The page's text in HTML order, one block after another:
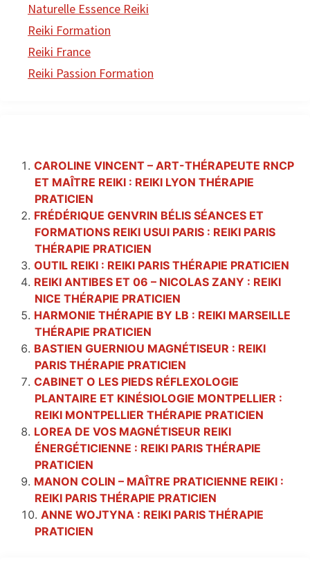
Naturelle Essence Reiki
Reiki Formation
Reiki France
Reiki Passion Formation
CAROLINE VINCENT – ART-THÉRAPEUTE RNCP
ET MAÎTRE REIKI : REIKI LYON THÉRAPIE
PRATICIEN
FRÉDÉRIQUE GENVRIN BÉLIS SÉANCES ET
FORMATIONS REIKI USUI PARIS : REIKI PARIS
THÉRAPIE PRATICIEN
OUTIL REIKI : REIKI PARIS THÉRAPIE PRATICIEN
REIKI ANTIBES ET 06 – NICOLAS ZANY : REIKI
NICE THÉRAPIE PRATICIEN
HARMONIE THÉRAPIE BY LB : REIKI MARSEILLE
THÉRAPIE PRATICIEN
BASTIEN GUERNIOU MAGNÉTISEUR : REIKI
PARIS THÉRAPIE PRATICIEN
CABINET O LES PIEDS RÉFLEXOLOGIE
PLANTAIRE ET KINÉSIOLOGIE MONTPELLIER :
REIKI MONTPELLIER THÉRAPIE PRATICIEN
LOREA DE VOS MAGNÉTISEUR REIKI
ÉNERGÉTICIENNE : REIKI PARIS THÉRAPIE
PRATICIEN
MANON COLIN – MAÎTRE PRATICIENNE REIKI :
REIKI PARIS THÉRAPIE PRATICIEN
ANNE WOJTYNA : REIKI PARIS THÉRAPIE
PRATICIEN